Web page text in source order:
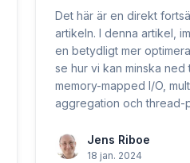
Det här är en direkt
artikeln. I denna artikel,
en betydligt mer
se hur vi kan minska ned
memory-mapped I/O,
aggregation och thread-
Jens Riboe
18 jan. 2024